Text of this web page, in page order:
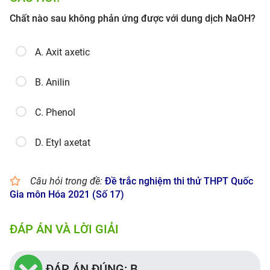
Chất nào sau không phản ứng được với dung dịch NaOH?
A. Axit axetic
B. Anilin
C. Phenol
D. Etyl axetat
Câu hỏi trong đề: Đề trắc nghiệm thi thử THPT Quốc
Gia môn Hóa 2021 (Số 17)
ĐÁP ÁN VÀ LỜI GIẢI